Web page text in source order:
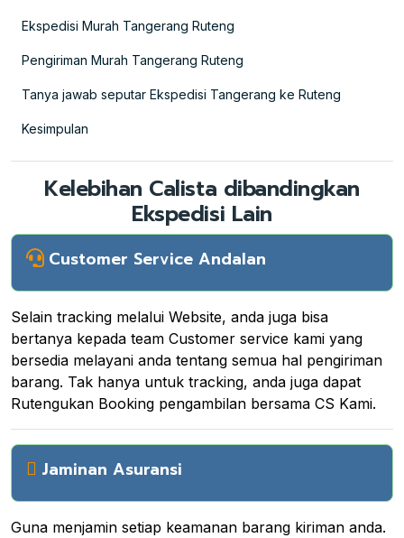
Ekspedisi Murah Tangerang Ruteng
Pengiriman Murah Tangerang Ruteng
Tanya jawab seputar Ekspedisi Tangerang ke Ruteng
Kesimpulan
Kelebihan Calista dibandingkan
Ekspedisi Lain
Customer Service Andalan
Selain tracking melalui Website, anda juga bisa
bertanya kepada team Customer service kami yang
bersedia melayani anda tentang semua hal pengiriman
barang. Tak hanya untuk tracking, anda juga dapat
Rutengukan Booking pengambilan bersama CS Kami.
Jaminan Asuransi
Guna menjamin setiap keamanan barang kiriman anda.